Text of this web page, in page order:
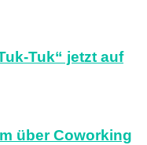
Tuk“ jetzt auf
über Coworking